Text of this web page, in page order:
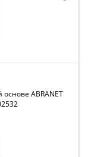
ABRANET